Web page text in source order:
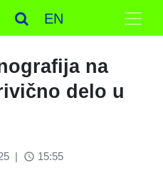
EN
na
delo u
| access_time 15:55